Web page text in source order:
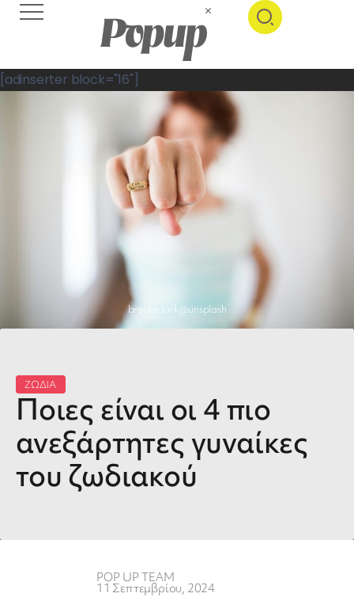
[adinserter block="16"]
ΖΩΔΙΑ
Ποιες είναι οι 4 πιο
ανεξάρτητες γυναίκες
του ζωδιακού
brooke lark@unsplash
POP UP TEAM
11 Σεπτεμβρίου, 2024